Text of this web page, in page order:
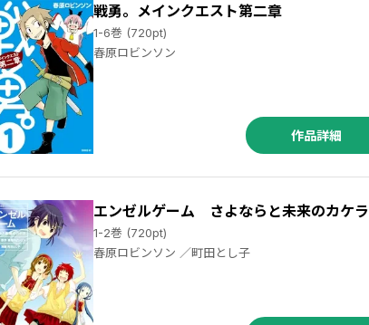
／透野光海 ／見延案山子 ／羽佐馬亨 ／落合リョウマ ／乙丑 ／田央きくち ／のべつけい ／曇後ｈａｒｅ ／穂高 栗 ／飛月 湧依 ／石ノ森章太郎 ／永井豪 ／文玲カナ ／猫草わた ／大樂よう ／餅田ぷり ／空山トキ ／五色安味 ／伍長 ／モリエサトシ ／五色安未 ／小村あゆみ ／秋野桜花 ／朱村咲 ／小菊路よう ／えびの ／関西だし ／麻生りーち ／泉庭花 ／葉山桐 ／うさみひろ ／日永みう ／犬走炯 ／星野翼 ／こうちまんがフェスティバル実行委員会 ／卯月ココ ／帆高晴海 ／こそうねずみ ／平坂はるか ／かずーほ。 ／がんばるとうふ
戦勇。メインクエスト第二章
1-6巻 (720pt)
春原ロビンソン
作品詳細
エンゼルゲーム さよならと未来のカケラ
1-2巻 (720pt)
春原ロビンソン ／町田とし子